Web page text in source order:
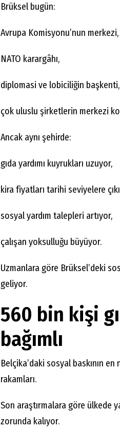
Brüksel bugün:
Avrupa Komisyonu’nun merkezi,
NATO karargâhı,
diplomasi ve lobiciliğin başkenti,
çok uluslu şirketlerin merkezi
Ancak aynı şehirde:
gıda yardımı kuyrukları uzuyor,
kira fiyatları tarihi seviyelere
sosyal yardım talepleri artıyor,
çalışan yoksulluğu büyüyor.
Uzmanlara göre Brüksel’deki
geliyor.
560 bin kişi
bağımlı
Belçika’daki sosyal baskının
rakamları.
Son araştırmalara göre ülkede
zorunda kalıyor.